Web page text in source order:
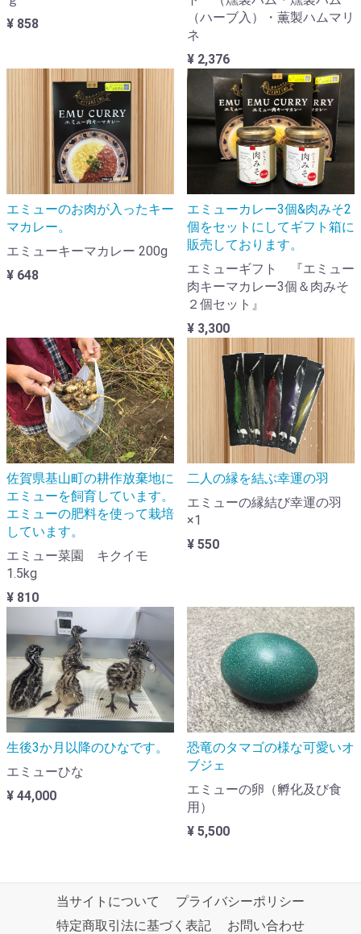
¥ 858
（ハーブ入）・薫製ハムマリ
ネ
¥ 2,376
エミューのお肉が入ったキー
マカレー。
エミューキーマカレー 200g
¥ 648
エミューカレー3個&肉みそ2
個をセットにしてギフト箱に
販売しております。
エミューギフト 『エミュー
肉キーマカレー3個＆肉みそ
２個セット』
¥ 3,300
佐賀県基山町の耕作放棄地に
エミューを飼育しています。
エミューの肥料を使って栽培
しています。
エミュー菜園 キクイモ
1.5kg
¥ 810
二人の縁を結ぶ幸運の羽
エミューの縁結び幸運の羽
×1
¥ 550
生後3か月以降のひなです。
エミューひな
¥ 44,000
恐竜のタマゴの様な可愛いオ
ブジェ
エミューの卵（孵化及び食
用）
¥ 5,500
当サイトについて
プライバシーポリシー
特定商取引法に基づく表記
お問い合わせ